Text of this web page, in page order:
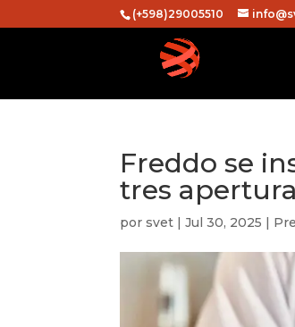
(+598)29005510
Freddo se
tres
porsvet |Jul 30, 2025 |